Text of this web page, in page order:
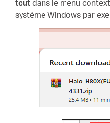
tout dans le menu
système Windows par